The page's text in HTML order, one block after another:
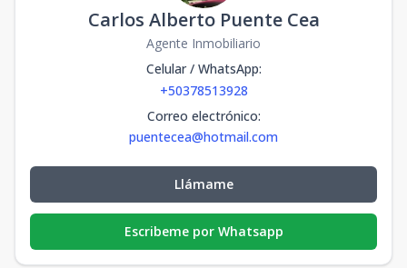
Carlos Alberto Puente Cea
Agente Inmobiliario
Celular / WhatsApp:
+50378513928
Correo electrónico:
puentecea@hotmail.com
Llámame
Escribeme por Whatsapp